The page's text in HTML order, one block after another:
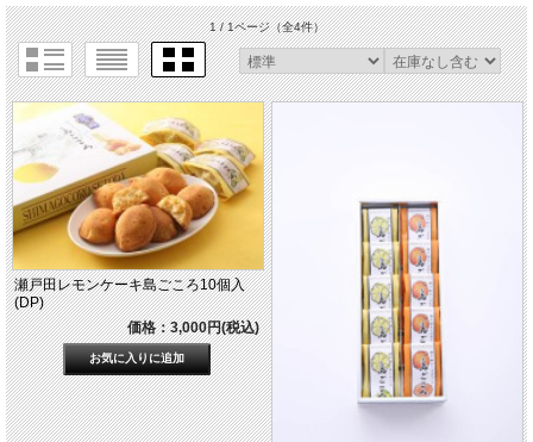
1 / 1ページ（全4件）
瀬戸田レモンケーキ島ごころ10個入
(DP)
価格：3,000円(税込)